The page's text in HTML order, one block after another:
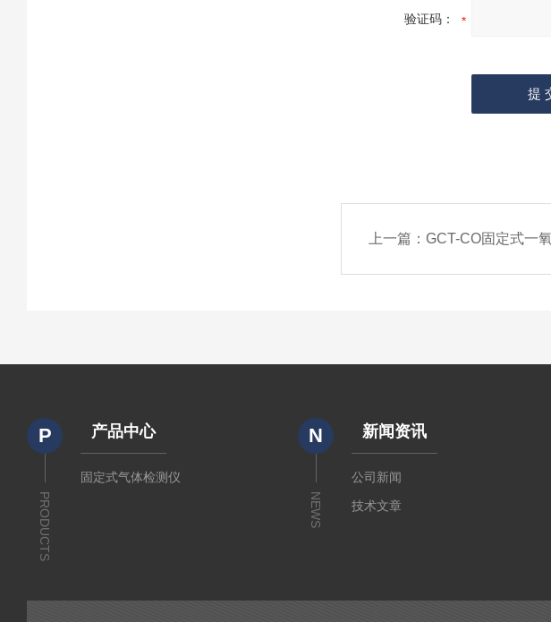
验证码：
上一篇：GCT-CO固定式一
P
PRODUCTS
产品中心
固定式气体检测仪
N
NEWS
新闻资讯
公司新闻
技术文章